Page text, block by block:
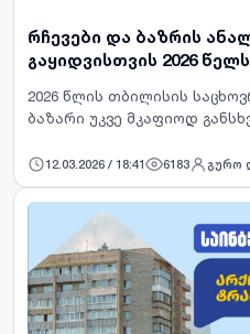
რჩევები და ბაზრის
გაყიდვისთვის 2026 წელს
2026 წლის თბილისის
ბაზარი უკვე მკაფიოდ
განცხადების განთავსება
იმისთვის, რომ…
12.03.2026 / 18:41 6183 გურო